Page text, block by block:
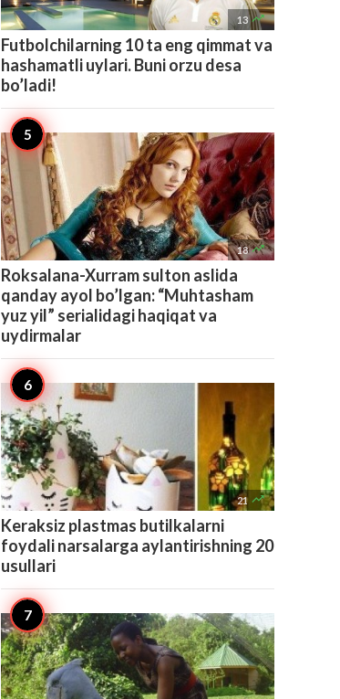
13 
Futbolchilarning 10 ta eng qimmat va
hashamatli uylari. Buni orzu desa
bo’ladi!
18 
Roksalana-Xurram sulton aslida
qanday ayol bo’lgan: “Muhtasham
yuz yil” serialidagi haqiqat va
uydirmalar
21 
Keraksiz plastmas butilkalarni
foydali narsalarga aylantirishning 20
usullari